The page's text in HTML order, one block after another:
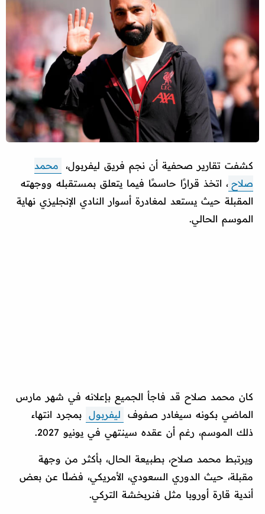
كشفت تقارير صحفية أن نجم فريق ليفربول،
محمد
صلاح ، اتخذ قرارًا حاسمًا فيما يتعلق بمستقبله ووجهته
المقبلة حيث يستعد لمغادرة أسوار النادي الإنجليزي نهاية
الموسم الحالي.
كان محمد صلاح قد فاجأ الجميع بإعلانه في شهر مارس
الماضي بكونه سيغادر صفوف
ليفربول بمجرد انتهاء
ذلك الموسم، رغم أن عقده سينتهي في يونيو 2027.
ويرتبط محمد صلاح، بطبيعة الحال، بأكثر من وجهة
مقبلة، حيث الدوري السعودي، الأمريكي، فضلًا عن بعض
أندية قارة أوروبا مثل فنربخشة التركي.